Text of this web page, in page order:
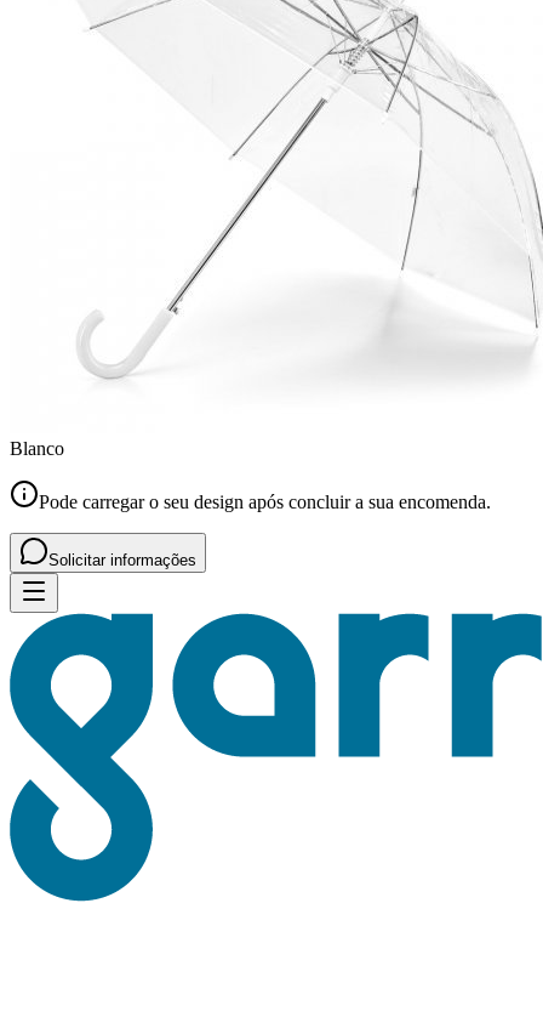
Blanco
Pode carregar o seu design após concluir a sua encomenda.
Solicitar informações